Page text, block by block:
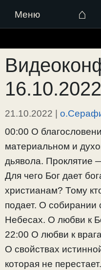
Меню ⌂
к
содержимому
16.10.2022
21.10.2022 |
00:00 О
материальном и
дьявола. Проклятие
Для чего Бог дает
христианам? Тому
подает. О собирании
Небесах. О любви к
22:00 О любви к
О свойствах
которая не